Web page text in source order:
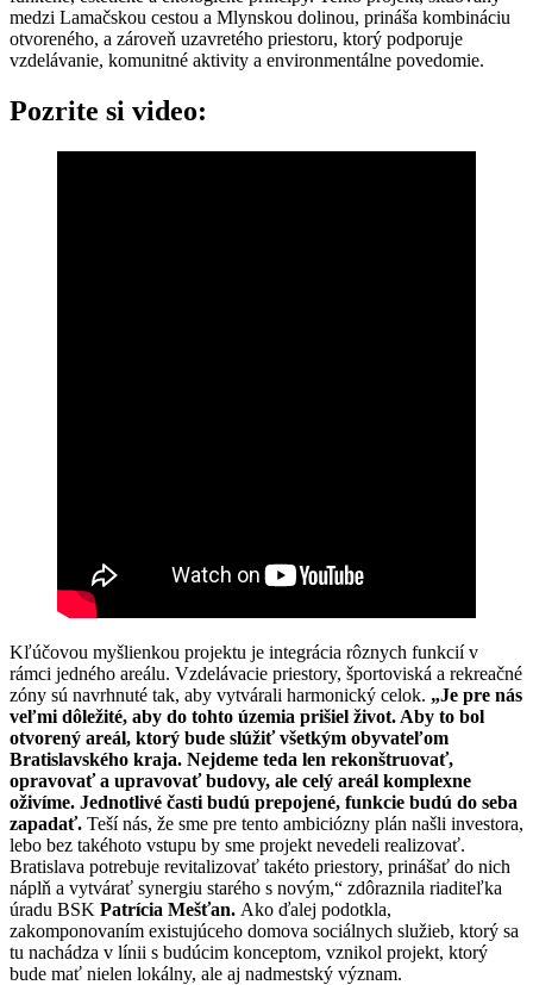
medzi Lamačskou cestou a Mlynskou dolinou, prináša kombináciu
otvoreného, a zároveň uzavretého priestoru, ktorý podporuje
vzdelávanie, komunitné aktivity a environmentálne povedomie.
Pozrite si video:
Kľúčovou myšlienkou projektu je integrácia rôznych funkcií v
rámci jedného areálu. Vzdelávacie priestory, športoviská a rekreačné
zóny sú navrhnuté tak, aby vytvárali harmonický celok. „Je pre nás
veľmi dôležité, aby do tohto územia prišiel život. Aby to bol
otvorený areál, ktorý bude slúžiť všetkým obyvateľom
Bratislavského kraja. Nejdeme teda len rekonštruovať,
opravovať a upravovať budovy, ale celý areál komplexne
oživíme. Jednotlivé časti budú prepojené, funkcie budú do seba
zapadať. Teší nás, že sme pre tento ambiciózny plán našli investora,
lebo bez takéhoto vstupu by sme projekt nevedeli realizovať.
Bratislava potrebuje revitalizovať takéto priestory, prinášať do nich
náplň a vytvárať synergiu starého s novým,“ zdôraznila riaditeľka
úradu BSK Patrícia Mešťan. Ako ďalej podotkla,
zakomponovaním existujúceho domova sociálnych služieb, ktorý sa
tu nachádza v línii s budúcim konceptom, vznikol projekt, ktorý
bude mať nielen lokálny, ale aj nadmestský význam.